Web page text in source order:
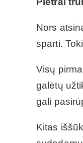
Nors
sparti.
Visų
galėtų
gali
Kitas